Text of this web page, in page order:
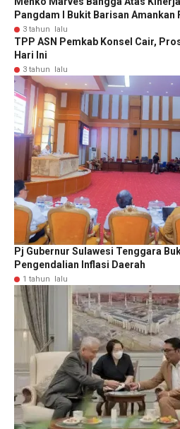
Pangdam I Bukit Barisan Amankan
3 tahun lalu
TPP ASN Pemkab Konsel Cair,
Hari Ini
3 tahun lalu
Pj Gubernur Sulawesi Tenggara
Pengendalian Inflasi Daerah
1 tahun lalu